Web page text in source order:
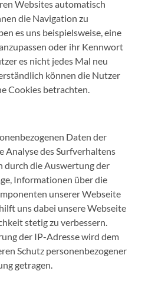
Websites automatisch
die Navigation zu
es uns beispielsweise, eine
oder ihr Kennwort
es nicht jedes Mal neu
können die Nutzer
Cookies betrachten.
Daten der
Analyse des Surfverhaltens
durch die Auswertung der
Informationen über die
unserer Webseite
uns dabei unsere Webseite
stetig zu verbessern.
der IP-Adresse wird dem
Schutz personenbezogener
getragen.